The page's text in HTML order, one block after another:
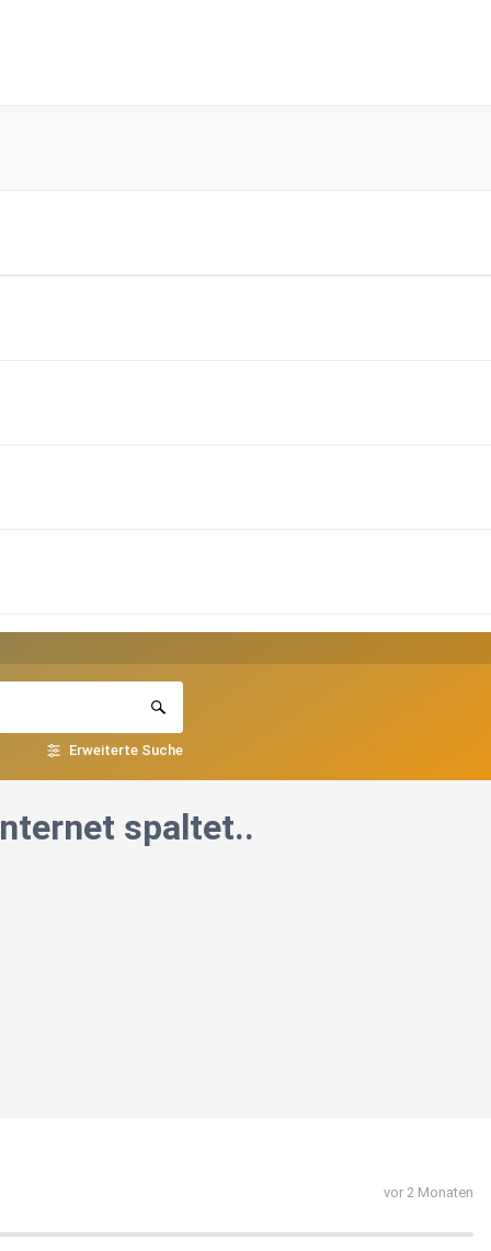
Erweiterte Suche
spaltet..
vor 2 Monaten